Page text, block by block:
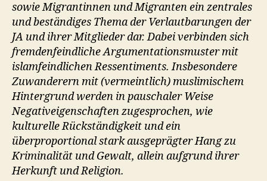
sowie Migrantinnen und Migranten ein zentrales
und beständiges Thema der Verlautbarungen der
JA und ihrer Mitglieder dar. Dabei verbinden sich
fremdenfeindliche Argumentationsmuster mit
islamfeindlichen Ressentiments. Insbesondere
Zuwanderern mit (vermeintlich) muslimischem
Hintergrund werden in pauschaler Weise
Negativeigenschaften zugesprochen, wie
kulturelle Rückständigkeit und ein
überproportional stark ausgeprägter Hang zu
Kriminalität und Gewalt, allein aufgrund ihrer
Herkunft und Religion.